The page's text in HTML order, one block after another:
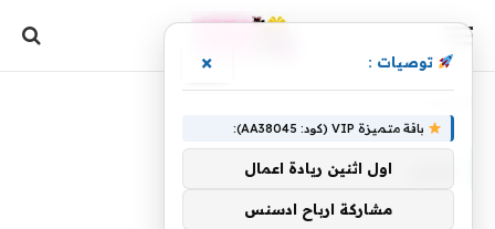
توصيات : ×
باقة متميزة VIP (كود: AA38045):
اول اثنين ريادة اعمال
مشاركة ارباح ادسنس